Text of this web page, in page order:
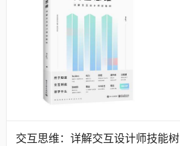
交互思维：详解交互设计师技能树